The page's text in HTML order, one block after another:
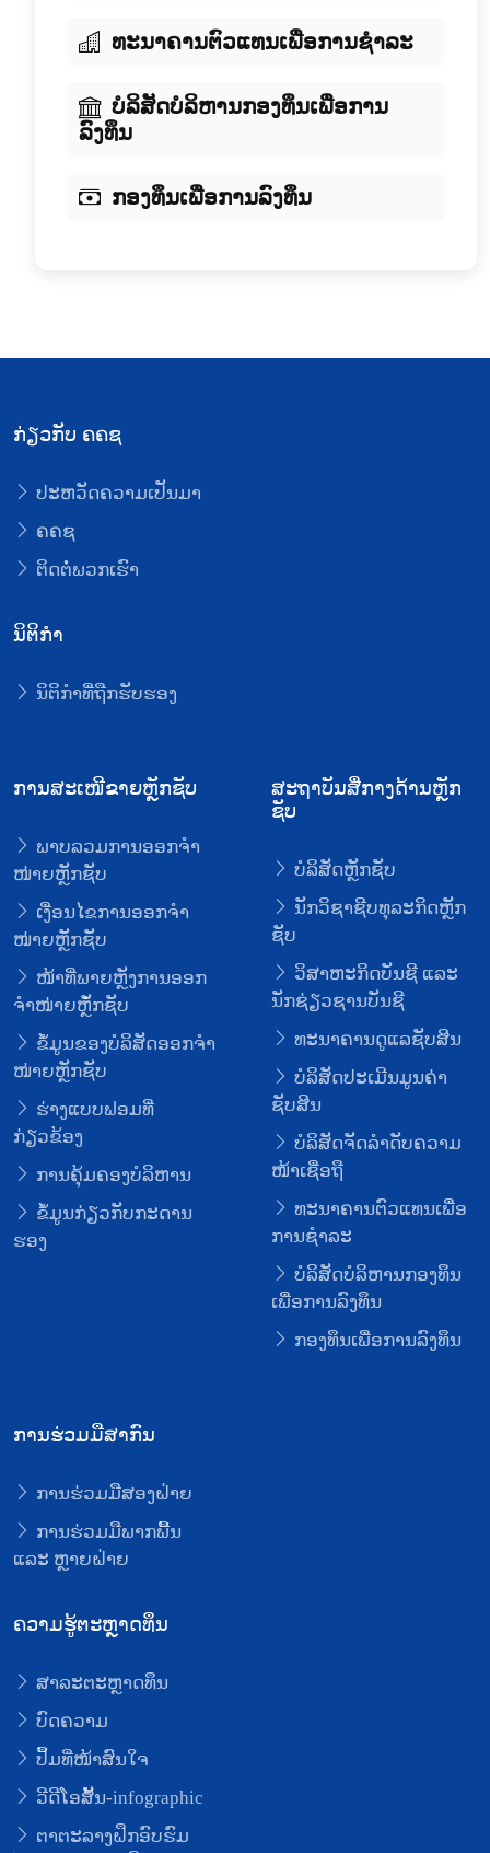
ທະນາຄານຕົວແທນເພື່ອການຊໍາລະ
ບໍລິສັດບໍລິຫານກອງທຶນເພື່ອການ
ລົງທຶນ
ກອງທຶນເພື່ອການລົງທຶນ
ກ່ຽວກັບ ຄຄຊ
ປະຫວັດຄວາມເປັນມາ
ຄຄຊ
ຕິດຕໍ່ພວກເຮົາ
ນິຕິກໍາ
ນິຕິກໍາທີ່ຖືກຮັບຮອງ
ການສະເໜີຂາຍຫຼັກຊັບ
ພາບລວມການອອກຈໍາ
ໜ່າຍຫຼັກຊັບ
ເງື່ອນໄຂການອອກຈໍາ
ໜ່າຍຫຼັກຊັບ
ໜ້າທີ່ພາຍຫຼັງການອອກ
ຈໍາໜ່າຍຫຼັໍກຊັບ
ຂໍ້ມູນຂອງບໍລິສັດອອກຈໍາ
ໜ່າຍຫຼັກຊັບ
ຮ່າງແບບຟອມທີ່
ກ່ຽວຂ້ອງ
ການຄຸ້ມຄອງບໍລິຫານ
ຂໍ້ມູນກ່ຽວກັບກະດານ
ຮອງ
ສະຖາບັນສື່ກາງດ້ານຫຼັກ
ຊັບ
ບໍລິສັດຫຼັກຊັບ
ນັກວິຊາຊີບທຸລະກິດຫຼັກ
ຊັບ
ວິສາຫະກິດບັນຊີ ແລະ
ນັກຊ່ຽວຊານບັນຊີ
ທະນາຄານດູແລຊັບສິນ
ບໍລິສັດປະເມີນມູນຄ່າ
ຊັບສິນ
ບໍລິສັດຈັດລໍາດັບຄວາມ
ໜ້າເຊື່ອຖື
ທະນາຄານຕົວແທນເພື່ອ
ການຊໍາລະ
ບໍລິສັດບໍລິຫານກອງທຶນ
ເພື່ອການລົງທຶນ
ກອງທຶນເພື່ອການລົງທຶນ
ການຮ່ວມມືສາກົນ
ການຮ່ວມມືສອງຝ່າຍ
ການຮ່ວມມືພາກພື້ນ
ແລະ ຫຼາຍຝ່າຍ
ຄວາມຮູ້ຕະຫຼາດທຶນ
ສາລະຕະຫຼາດທຶນ
ບົດຄວາມ
ປຶ້ມທີ່ໜ້າສົນໃຈ
ວີດີໂອສັ້ນ-infographic
ຕາຕະລາງຝຶກອົບຮົມ